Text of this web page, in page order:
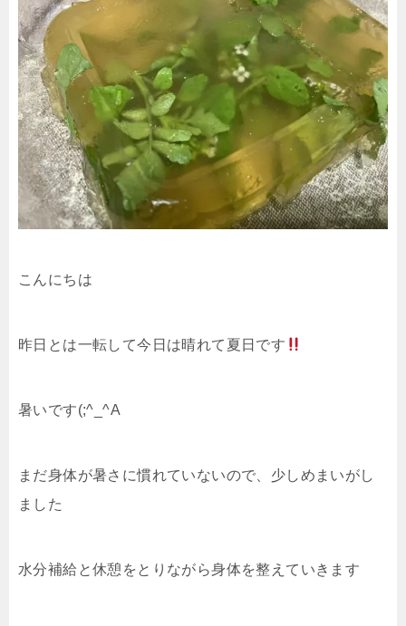
こんにちは
昨日とは一転して今日は晴れて夏日です
暑いです(;^_^A
まだ身体が暑さに慣れていないので、少しめまいがし
ました
水分補給と休憩をとりながら身体を整えていきます